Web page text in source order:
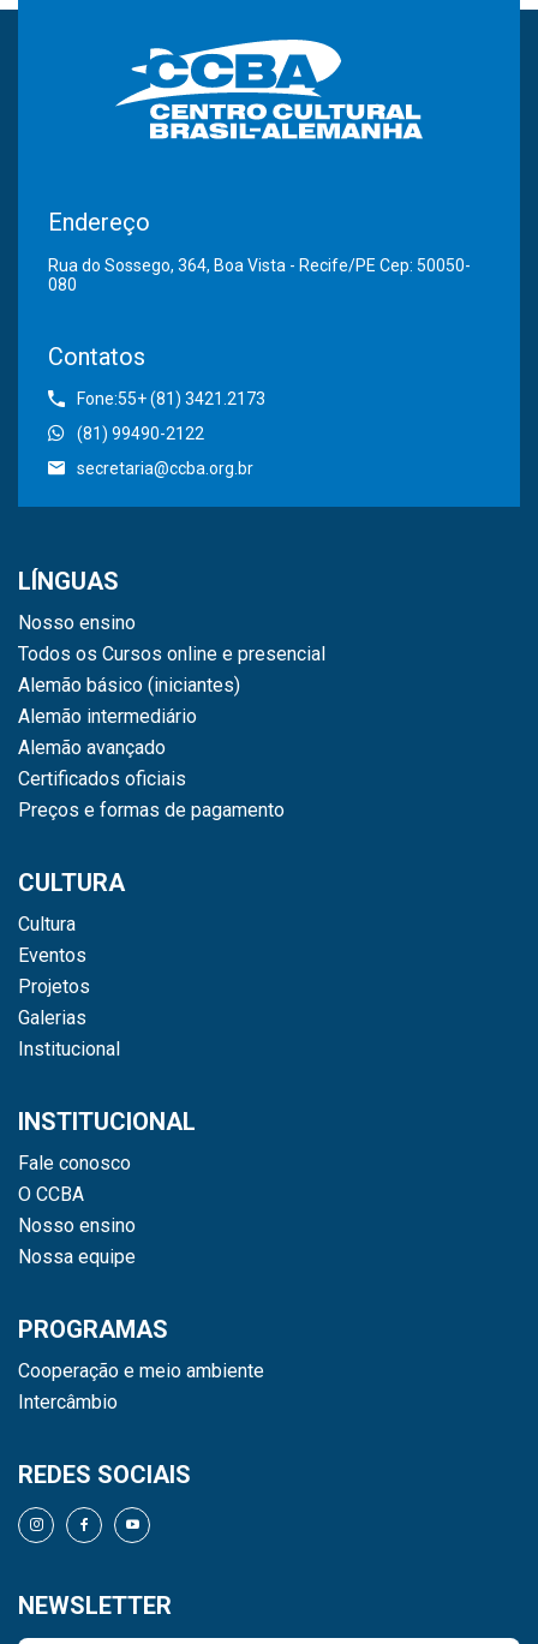
Endereço
Rua do Sossego, 364, Boa Vista - Recife/PE Cep: 50050-
080
Contatos
Fone:55+ (81) 3421.2173
(81) 99490-2122
secretaria@ccba.org.br
LÍNGUAS
Nosso ensino
Todos os Cursos online e presencial
Alemão básico (iniciantes)
Alemão intermediário
Alemão avançado
Certificados oficiais
Preços e formas de pagamento
CULTURA
Cultura
Eventos
Projetos
Galerias
Institucional
INSTITUCIONAL
Fale conosco
O CCBA
Nosso ensino
Nossa equipe
PROGRAMAS
Cooperação e meio ambiente
Intercâmbio
REDES SOCIAIS
NEWSLETTER